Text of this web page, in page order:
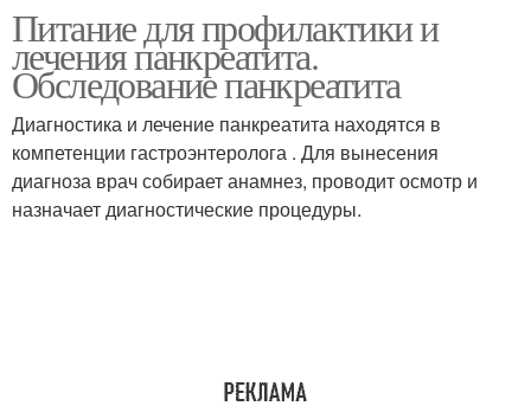
Семидневное меню
Питание для профилактики и
лечения панкреатита.
Обследование панкреатита
Диагностика и лечение панкреатита находятся в
компетенции гастроэнтеролога . Для вынесения
диагноза врач собирает анамнез, проводит осмотр и
назначает диагностические процедуры.